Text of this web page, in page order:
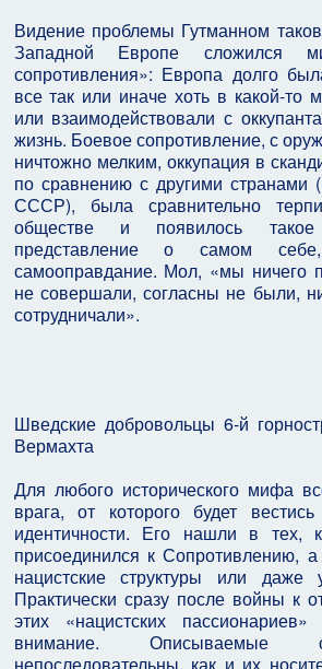
Видение проблемы Гутманном
Западной Европе сложился
сопротивления»: Европа долго
все так или иначе хоть в какой-то
или взаимодействовали с
жизнь. Боевое сопротивление, с
ничтожно мелким, оккупация в
по сравнению с другими странами
СССР), была сравнительно
обществе и появилось
представление о самом
самооправдание. Мол, «мы ничего
не совершали, согласны не были,
сотрудничали».
Шведские добровольцы 6-й
Вермахта
Для любого исторического мифа
врага, от которого будет
идентичности. Его нашли в тех,
присоединился к Сопротивлению,
нацистские структуры или
Практически сразу после войны к
этих «нацистских
внимание. Описываемые